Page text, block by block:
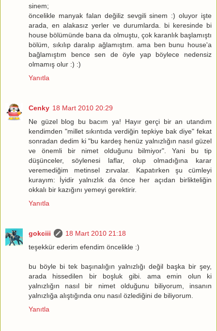
sinem;
öncelikle manyak falan değiliz sevgili sinem :) oluyor işte
arada, en alakasız yerler ve durumlarda. bi keresinde bi
house bölümünde bana da olmuştu, çok karanlık başlamıştı
bölüm, sıkılıp daralıp ağlamıştım. ama ben bunu house'a
bağlamıştım bence sen de öyle yap böylece nedensiz
olmamış olur :) :)
Yanıtla
Cenky 18 Mart 2010 20:29
Ne güzel blog bu bacım ya! Hayır gerçi bir an utandım
kendimden "millet sıkıntıda verdiğin tepkiye bak diye" fekat
sonradan dedim ki "bu kardeş henüz yalnızlığın nasıl güzel
ve önemli bir nimet olduğunu bilmiyor". Yani bu tip
düşünceler, söylenesi laflar, olup olmadığına karar
veremediğim metinsel zırvalar. Kapatırken şu cümleyi
kurayım: İyidir yalnızlık da önce her açıdan birlikteliğin
okkalı bir kazığını yemeyi gerektirir.
Yanıtla
gokciii
18 Mart 2010 21:18
teşekkür ederim efendim öncelikle :)
bu böyle bi tek başınalığın yalnızlığı değil başka bir şey,
arada hissedilen bir boşluk gibi. ama emin olun ki
yalnızlığın nasıl bir nimet olduğunu biliyorum, insanın
yalnızlığa alıştığında onu nasıl özlediğini de biliyorum.
Yanıtla